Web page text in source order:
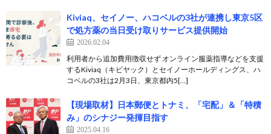
Kiviaq、セイノー、ハコベルの3社が連携し東京5区
で処方薬の当日受け取りサービス提供開始
2026.02.04
利用者から追加費用徴収せず オンライン服薬指導などを支援
するKiviaq（キビヤック）とセイノーホールディングス、ハ
コベルの3社は2月3日、東京都内5[…]
【現場取材】日本郵便とトナミ、「宅配」＆「特積
み」のシナジー発揮目指す
2025.04.16